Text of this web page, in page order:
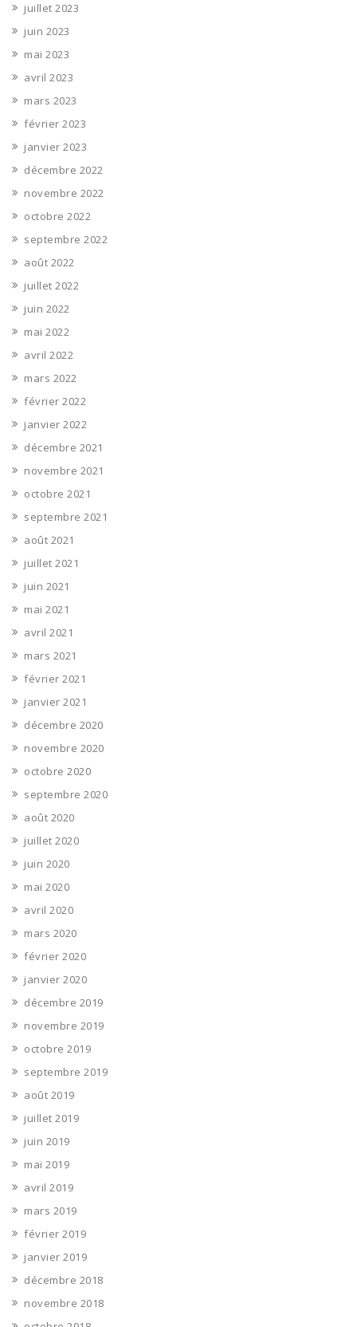
juillet 2023
juin 2023
mai 2023
avril 2023
mars 2023
février 2023
janvier 2023
décembre 2022
novembre 2022
octobre 2022
septembre 2022
août 2022
juillet 2022
juin 2022
mai 2022
avril 2022
mars 2022
février 2022
janvier 2022
décembre 2021
novembre 2021
octobre 2021
septembre 2021
août 2021
juillet 2021
juin 2021
mai 2021
avril 2021
mars 2021
février 2021
janvier 2021
décembre 2020
novembre 2020
octobre 2020
septembre 2020
août 2020
juillet 2020
juin 2020
mai 2020
avril 2020
mars 2020
février 2020
janvier 2020
décembre 2019
novembre 2019
octobre 2019
septembre 2019
août 2019
juillet 2019
juin 2019
mai 2019
avril 2019
mars 2019
février 2019
janvier 2019
décembre 2018
novembre 2018